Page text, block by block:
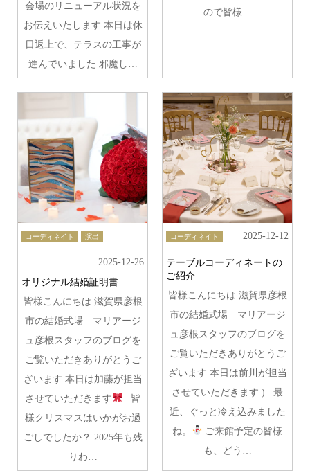
会場のリニューアル状況を
お伝えいたします 本日は休
日返上で、テラスの工事が
進んでいました 邪魔し…
ので皆様…
コーディネイト 演出
2025-12-26
オリジナル結婚証明書
皆様こんにちは 滋賀県彦根
市の結婚式場 マリアージ
ュ彦根スタッフのブログを
ご覧いただきありがとうご
ざいます 本日は加藤が担当
させていただきます
皆
様クリスマスはいかがお過
ごしでしたか？ 2025年も残
りわ…
コーディネイト 2025-12-12
テーブルコーディネートの
ご紹介
皆様こんにちは 滋賀県彦根
市の結婚式場 マリアージ
ュ彦根スタッフのブログを
ご覧いただきありがとうご
ざいます 本日は前川が担当
させていただきます:) 最
近、ぐっと冷え込みました
ね。
ご来館予定の皆様
も、どう…